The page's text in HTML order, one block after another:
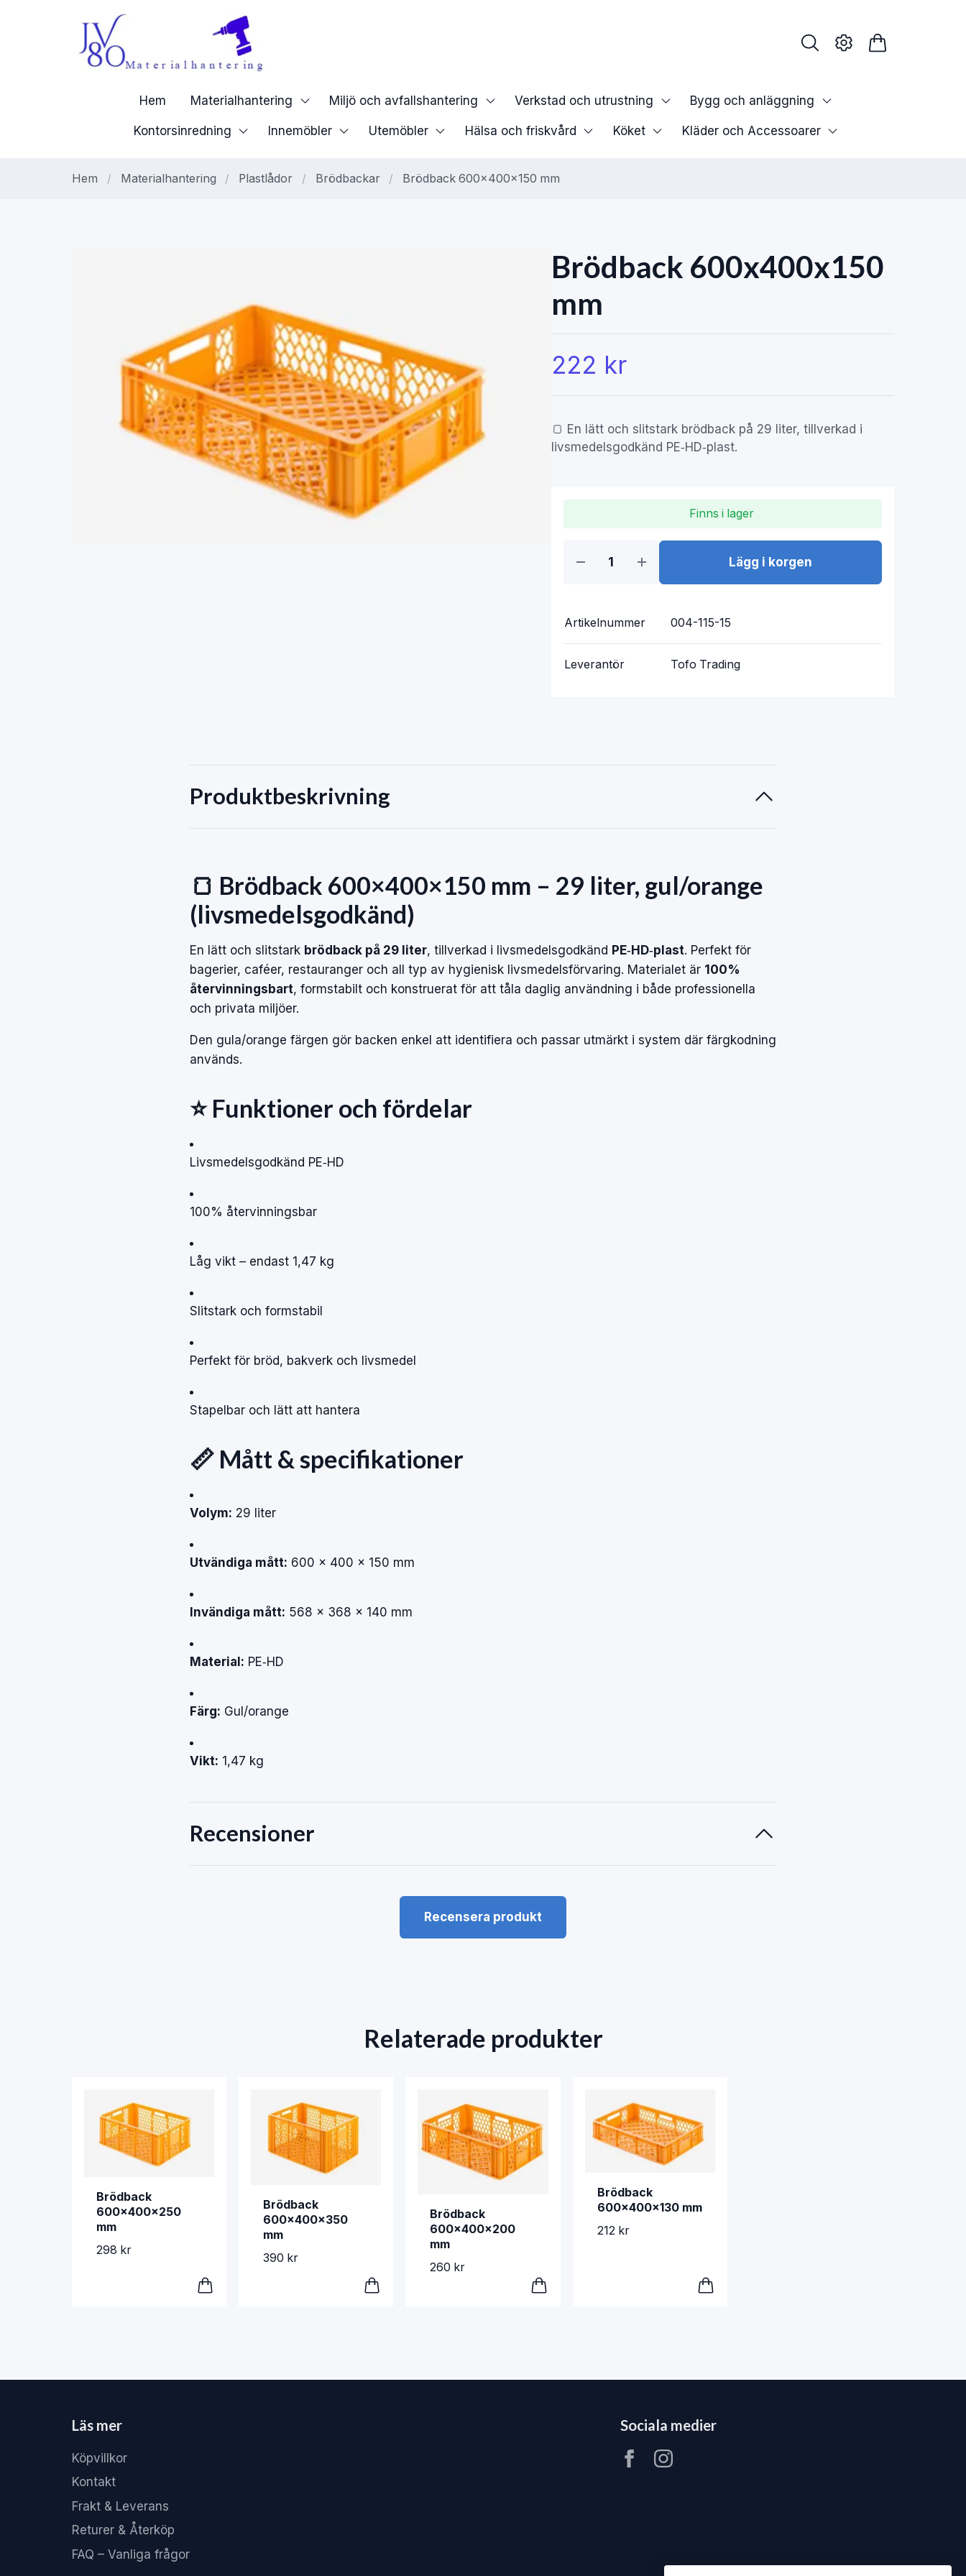
Hem Materialhantering Miljö och avfallshantering Verkstad och utrustning Bygg och anläggning
Kontorsinredning Innemöbler Utemöbler Hälsa och friskvård Köket Kläder och Accessoarer
Hem / Materialhantering / Plastlådor / Brödbackar / Brödback 600x400x150 mm
Brödback 600x400x150
mm
222 kr
🍞 En lätt och slitstark brödback på 29 liter, tillverkad i
livsmedelsgodkänd PE‑HD‑plast.
Finns i lager
Lägg i korgen
Artikelnummer 004-115-15
Leverantör Tofo Trading
Produktbeskrivning
🍞 Brödback 600×400×150 mm – 29 liter, gul/orange
(livsmedelsgodkänd)
En lätt och slitstark brödback på 29 liter, tillverkad i livsmedelsgodkänd PE‑HD‑plast. Perfekt för
bagerier, caféer, restauranger och all typ av hygienisk livsmedelsförvaring. Materialet är 100%
återvinningsbart, formstabilt och konstruerat för att tåla daglig användning i både professionella
och privata miljöer.
Den gula/orange färgen gör backen enkel att identifiera och passar utmärkt i system där färgkodning
används.
⭐ Funktioner och fördelar
Livsmedelsgodkänd PE‑HD
100% återvinningsbar
Låg vikt – endast 1,47 kg
Slitstark och formstabil
Perfekt för bröd, bakverk och livsmedel
Stapelbar och lätt att hantera
📏 Mått & specifikationer
Volym: 29 liter
Utvändiga mått: 600 × 400 × 150 mm
Invändiga mått: 568 × 368 × 140 mm
Material: PE‑HD
Färg: Gul/orange
Vikt: 1,47 kg
Recensioner
Recensera produkt
Relaterade produkter
Brödback
600x400x250
mm
298 kr
Brödback
600x400x350
mm
390 kr
Brödback
600x400x200
mm
260 kr
Brödback
600x400x130 mm
212 kr
Läs mer
Köpvillkor
Kontakt
Frakt & Leverans
Returer & Återköp
FAQ – Vanliga frågor
Sociala medier